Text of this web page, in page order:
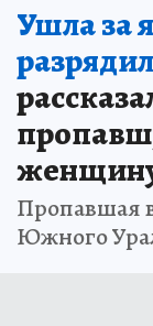
Ушла за
Пропавшая
Южного